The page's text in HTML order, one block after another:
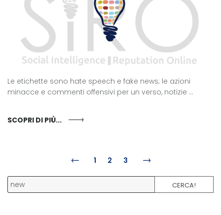
Le etichette sono hate speech e fake news; le azioni
minacce e commenti offensivi per un verso, notizie ...
SCOPRI DI PIÙ...
1 2 3
CERCA!